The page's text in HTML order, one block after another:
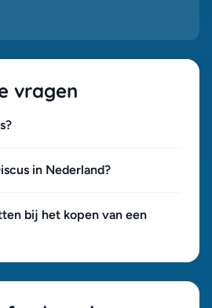
vragen
in Nederland?
bij het kopen van een